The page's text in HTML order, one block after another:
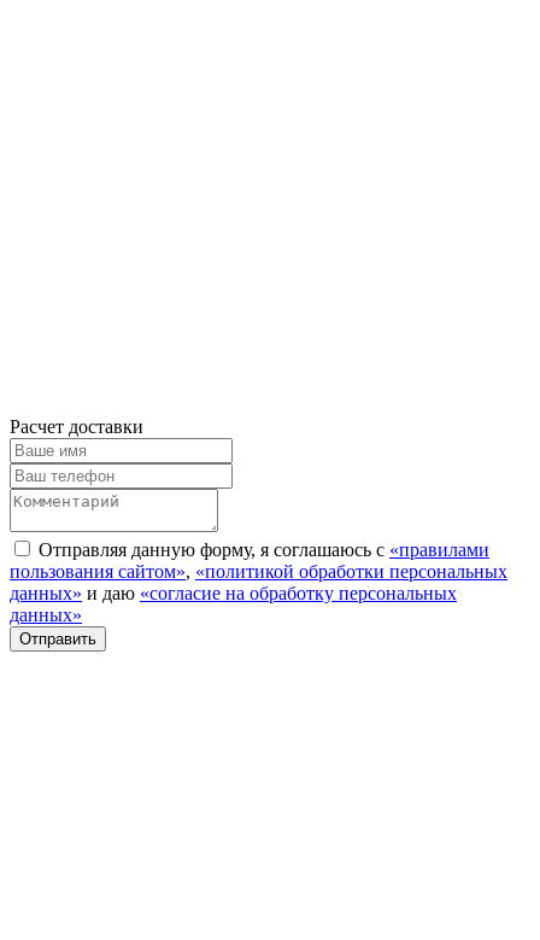
Расчет доставки
Отправляя данную форму, я соглашаюсь с «правилами
пользования сайтом», «политикой обработки персональных
данных» и даю «согласие на обработку персональных
данных»